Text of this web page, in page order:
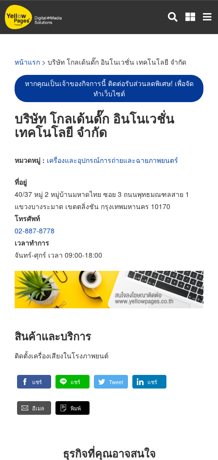
ข้าม
ไป
หน้าแรก > บริษัท โกลเด้นดั๊ก อินโนเวชั่น เทคโนโลยี จำกัด
หากคุณเป็นเจ้าของกิจการนี้ ติดต่อรับส่วนลดพิเศษ! เพื่อจัด
ทำเว็บไซต์
บริษัท โกลเด้นดั๊ก อินโนเวชั่น
เทคโนโลยี จำกัด
หมวดหมู่ : เครื่องและอุปกรณ์การถ่ายและฉายภาพยนตร์
ที่อยู่
40/37 หมู่ 2 หมู่บ้านมหาดไทย ซอย 3 ถนนพุทธมณฑลสาย 1
แขวงบางระมาด เขตตลิ่งชัน กรุงเทพมหานคร 10170
โทรศัพท์
02-887-8778
เวลาทำการ
จันทร์-ศุกร์ เวลา 09:00-18:00
สินค้าและบริการ
ติดตั้งเครื่องเสียงในโรงภาพยนต์
แชร์ แชร์ Tweet แชร์
อีเมล พิมพ์
ธุรกิจที่คุณอาจสนใจ